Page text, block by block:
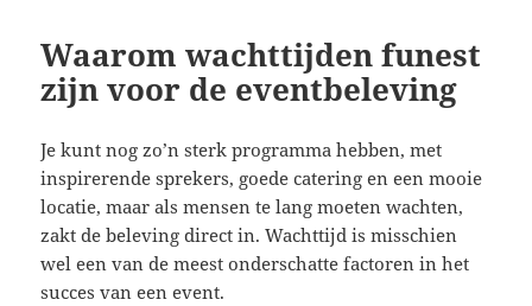
Waarom wachttijden funest
zijn voor de eventbeleving
Je kunt nog zo’n sterk programma hebben, met
inspirerende sprekers, goede catering en een mooie
locatie, maar als mensen te lang moeten wachten,
zakt de beleving direct in. Wachttijd is misschien
wel een van de meest onderschatte factoren in het
succes van een event.